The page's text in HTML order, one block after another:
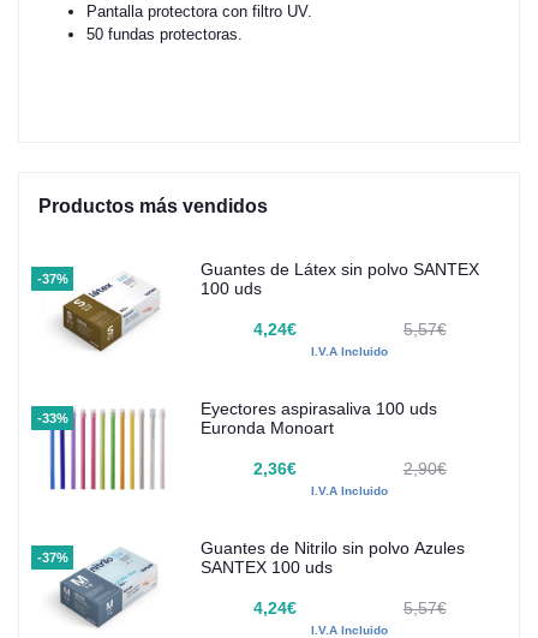
Pantalla protectora con filtro UV.
50 fundas protectoras.
Productos más vendidos
-37%
Guantes de Látex sin polvo SANTEX
100 uds
4,24€ 5,57€
I.V.A Incluido
-33%
Eyectores aspirasaliva 100 uds
Euronda Monoart
2,36€ 2,90€
I.V.A Incluido
-37%
Guantes de Nitrilo sin polvo Azules
SANTEX 100 uds
4,24€ 5,57€
I.V.A Incluido